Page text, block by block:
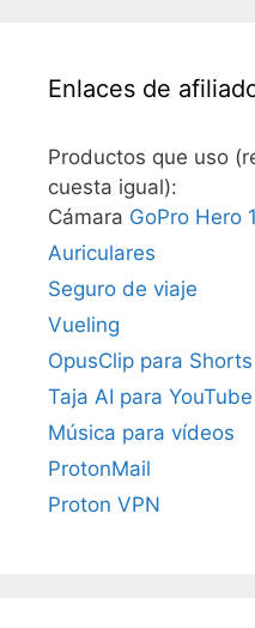
Enlaces de
Productos que uso
cuesta igual):
Cámara GoPro Hero
Auriculares
Seguro de viaje
Vueling
OpusClip para Shorts
Taja AI para YouTube
Música para vídeos
ProtonMail
Proton VPN